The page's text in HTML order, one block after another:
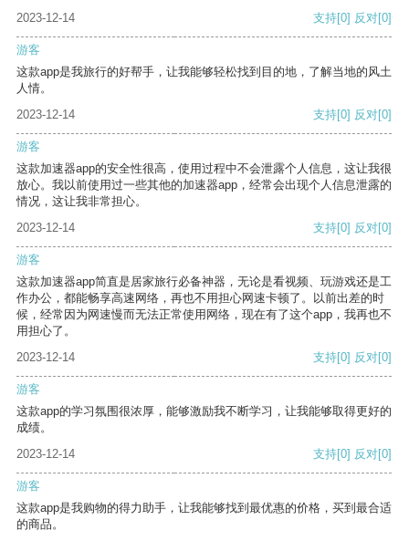
2023-12-14
支持[0] 反对[0]
游客
这款app是我旅行的好帮手，让我能够轻松找到目的地，了解当地的风土
人情。
2023-12-14
支持[0] 反对[0]
游客
这款加速器app的安全性很高，使用过程中不会泄露个人信息，这让我很
放心。我以前使用过一些其他的加速器app，经常会出现个人信息泄露的
情况，这让我非常担心。
2023-12-14
支持[0] 反对[0]
游客
这款加速器app简直是居家旅行必备神器，无论是看视频、玩游戏还是工
作办公，都能畅享高速网络，再也不用担心网速卡顿了。以前出差的时
候，经常因为网速慢而无法正常使用网络，现在有了这个app，我再也不
用担心了。
2023-12-14
支持[0] 反对[0]
游客
这款app的学习氛围很浓厚，能够激励我不断学习，让我能够取得更好的
成绩。
2023-12-14
支持[0] 反对[0]
游客
这款app是我购物的得力助手，让我能够找到最优惠的价格，买到最合适
的商品。